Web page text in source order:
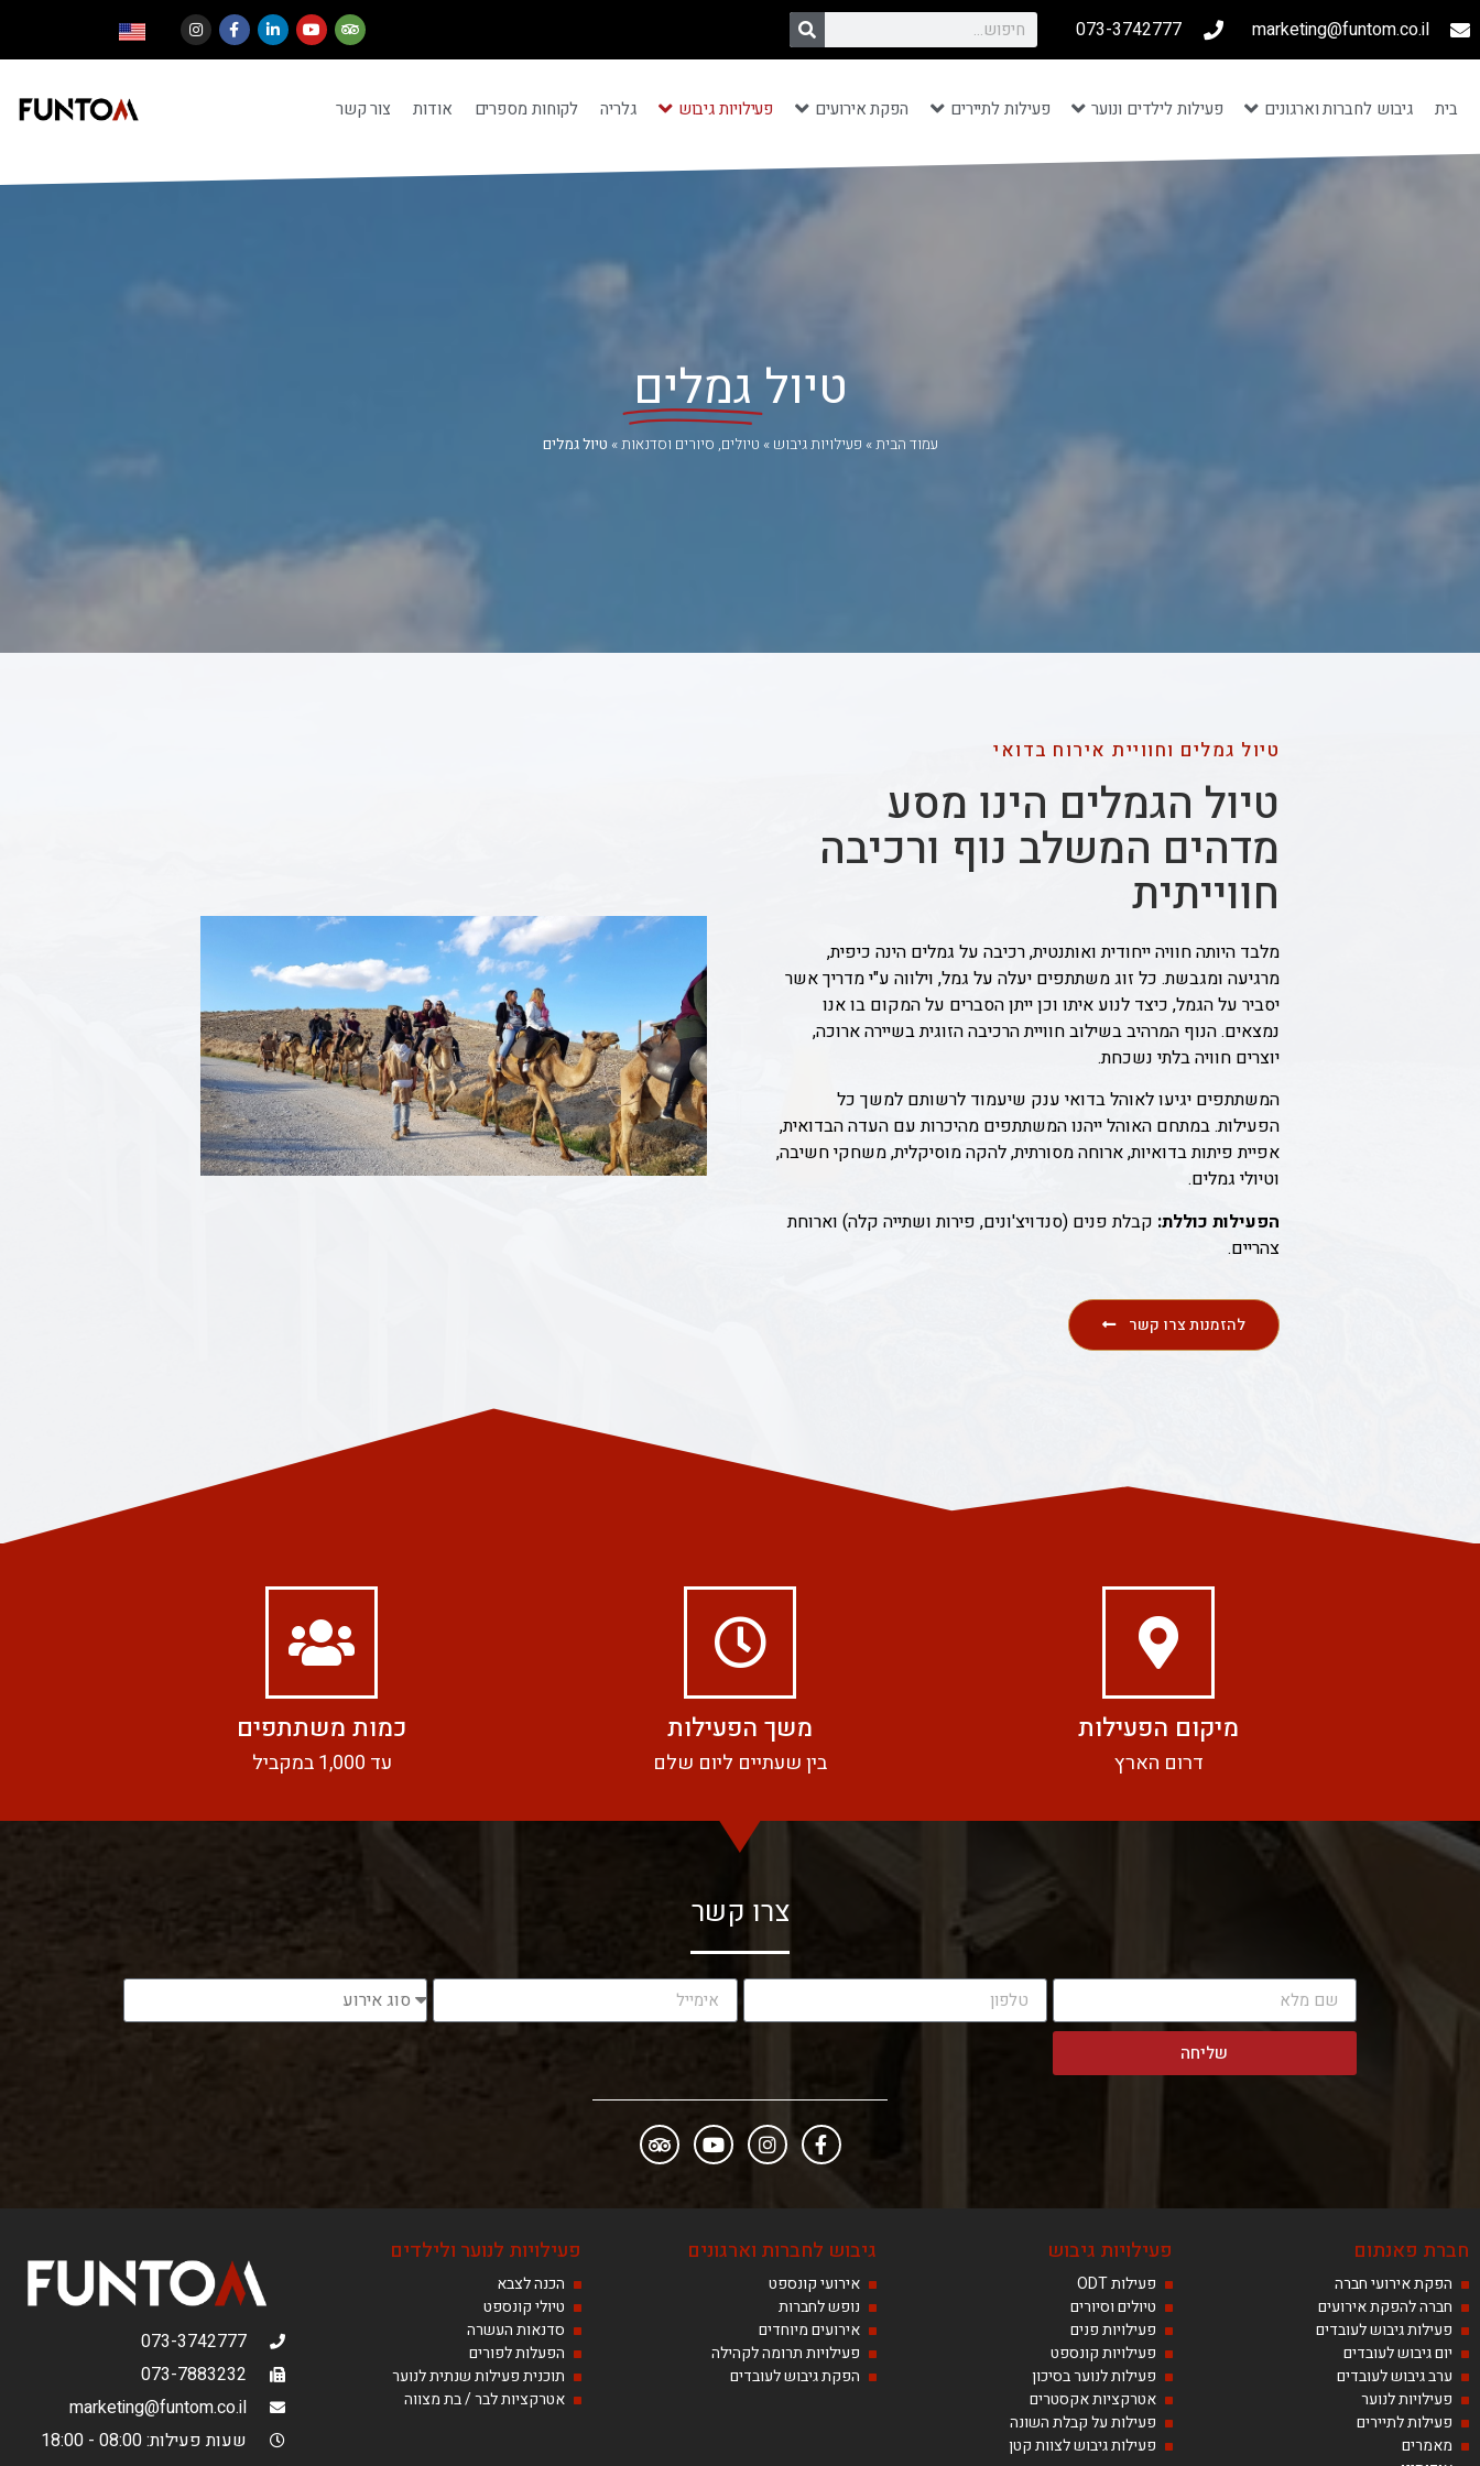
marketing@funtom.co.il
073-3742777
בית גיבוש לחברות וארגונים פעילות לילדים ונוער פעילות לתיירים הפקת אירועים פעילויות גיבוש גלריה לקוחות מספרים אודות צור קשר
טיול גמלים
עמוד הבית» פעילויות גיבוש » טיולים, סיורים וסדנאות» טיול גמלים
טיול גמלים וחוויית אירוח בדואי
טיול הגמלים הינו מסע
מדהים המשלב נוף ורכיבה
חווייתית
מלבד היותה חוויה ייחודית ואותנטית, רכיבה על גמלים הינה כיפית,
מרגיעה ומגבשת. כל זוג משתתפים יעלה על גמל, וילווה ע"י מדריך אשר
יסביר על הגמל, כיצד לנוע איתו וכן ייתן הסברים על המקום בו אנו
נמצאים. הנוף המרהיב בשילוב חוויית הרכיבה הזוגית בשיירה ארוכה,
יוצרים חוויה בלתי נשכחת.
המשתתפים יגיעו לאוהל בדואי ענק שיעמוד לרשותם למשך כל
הפעילות. במתחם האוהל ייהנו המשתתפים מהיכרות עם העדה הבדואית,
אפיית פיתות בדואיות, ארוחה מסורתית, להקה מוסיקלית, משחקי חשיבה,
וטיולי גמלים.
הפעילות כוללת: קבלת פנים (סנדויצ'ונים, פירות ושתייה קלה) וארוחת
צהריים.
להזמנות צרו קשר
מיקום הפעילות
דרום הארץ
משך הפעילות
בין שעתיים ליום שלם
כמות משתתפים
עד 1,000 במקביל
צרו קשר
שליחה
חברת פאנתום
הפקת אירועי חברה
חברה להפקת אירועים
פעילות גיבוש לעובדים
יום גיבוש לעובדים
ערב גיבוש לעובדים
פעילויות לנוער
פעילות לתיירים
מאמרים
פעילויות גיבוש
פעילות ODT
טיולים וסיורים
פעילויות פנים
פעילויות קונספט
פעילות לנוער בסיכון
אטרקציות אקסטרים
פעילות על קבלת השונה
פעילות גיבוש לצוות קטן
גיבוש לחברות וארגונים
אירועי קונספט
נופש לחברות
אירועים מיוחדים
פעילויות תרומה לקהילה
הפקת גיבוש לעובדים
פעילויות לנוער ולילדים
הכנה לצבא
טיולי קונספט
סדנאות העשרה
הפעלות לפורים
תוכנית פעילות שנתית לנוער
אטרקציות לבר / בת מצווה
073-3742777
073-7883232
marketing@funtom.co.il
שעות פעילות: 08:00 - 18:00